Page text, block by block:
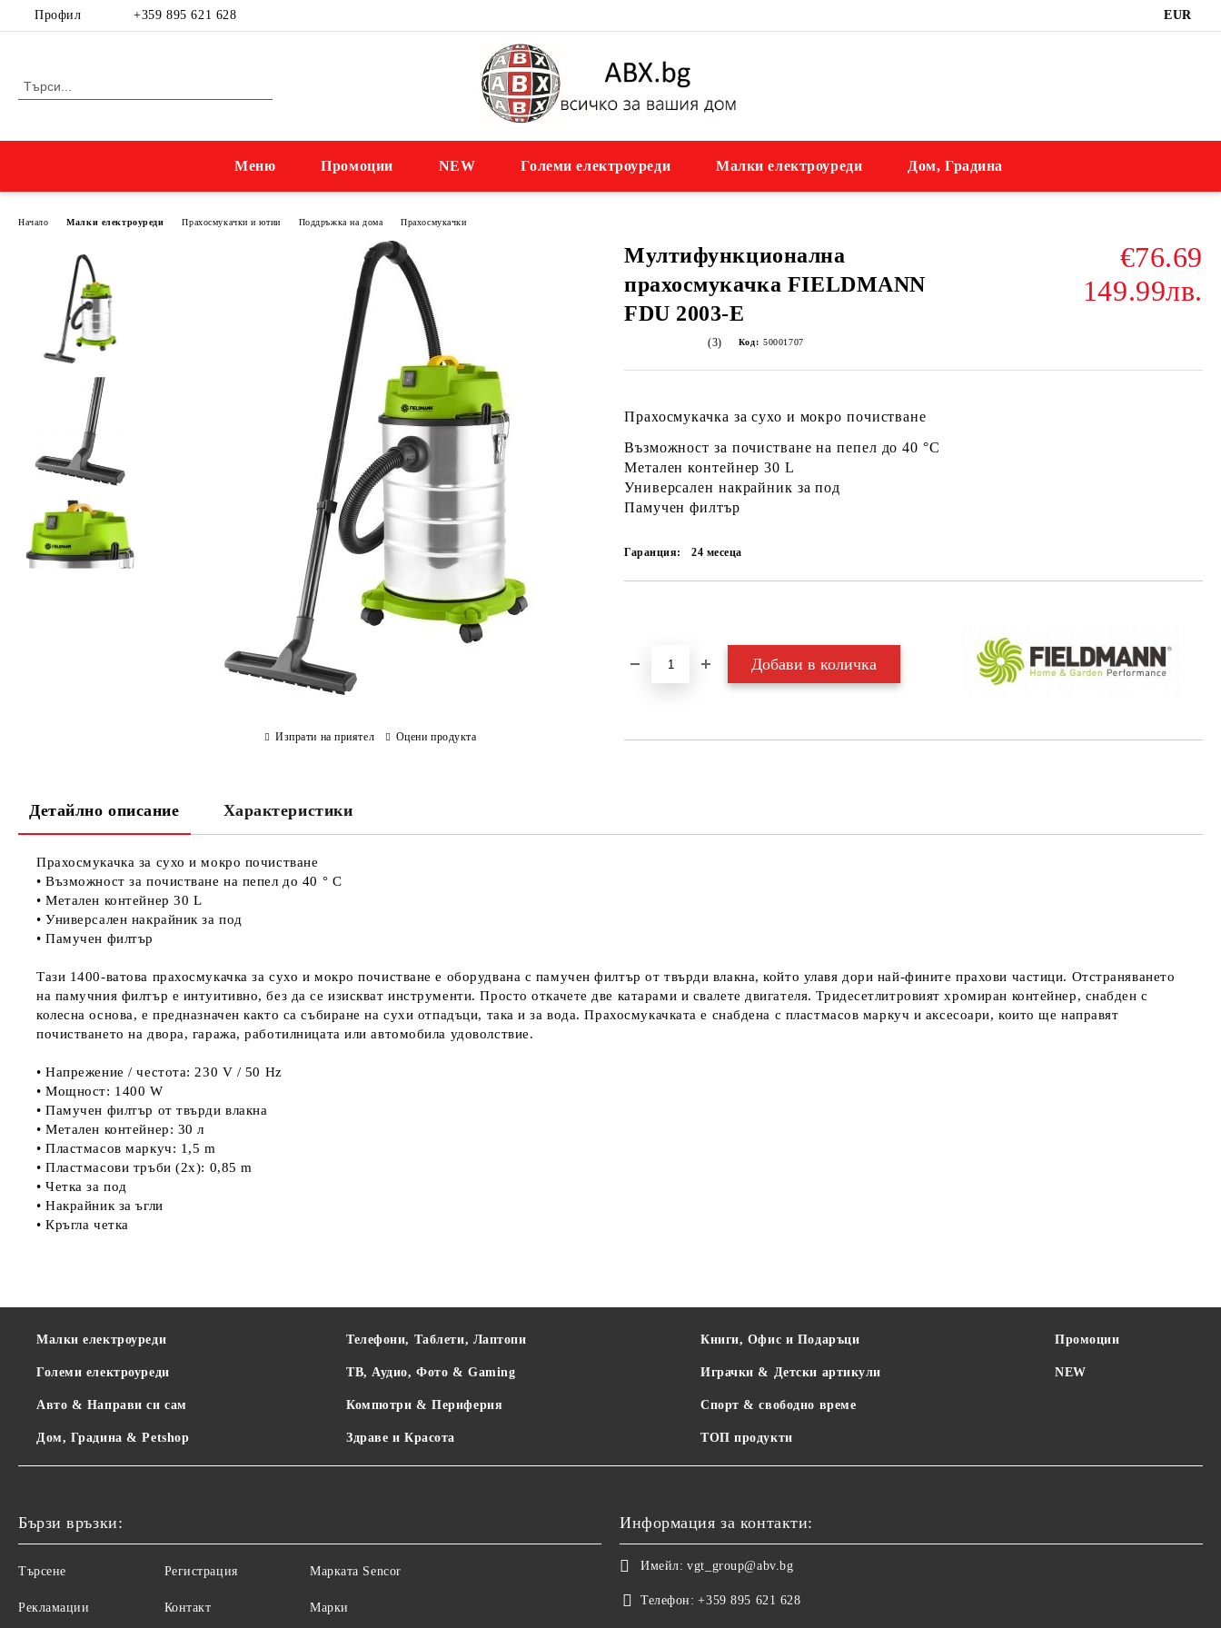
Профил +359 895 621 628 EUR
Меню Промоции NEW Големи електроуреди Малки електроуреди Дом, Градина
Начало Малки електроуреди Прахосмукачки и ютии Поддръжка на дома Прахосмукачки
Мултифункционална
прахосмукачка FIELDMANN
FDU 2003-E
€76.69
149.99лв.
(3) Код: 50001707
Прахосмукачка за сухо и мокро почистване
Възможност за почистване на пепел до 40 °C
Метален контейнер 30 L
Универсален накрайник за под
Памучен филтър
Гаранция: 24 месеца
Изпрати на приятел Оцени продукта
Детайлно описание Характеристики
Прахосмукачка за сухо и мокро почистване
• Възможност за почистване на пепел до 40 ° C
• Метален контейнер 30 L
• Универсален накрайник за под
• Памучен филтър
Тази 1400-ватова прахосмукачка за сухо и мокро почистване е оборудвана с памучен филтър от твърди влакна, който улавя дори най-фините прахови частици. Отстраняването
на памучния филтър е интуитивно, без да се изискват инструменти. Просто откачете две катарами и свалете двигателя. Тридесетлитровият хромиран контейнер, снабден с
колесна основа, е предназначен както са събиране на сухи отпадъци, така и за вода. Прахосмукачката е снабдена с пластмасов маркуч и аксесоари, които ще направят
почистването на двора, гаража, работилницата или автомобила удоволствие.
• Напрежение / честота: 230 V / 50 Hz
• Мощност: 1400 W
• Памучен филтър от твърди влакна
• Метален контейнер: 30 л
• Пластмасов маркуч: 1,5 m
• Пластмасови тръби (2x): 0,85 m
• Четка за под
• Накрайник за ъгли
• Кръгла четка
Малки електроуреди
Големи електроуреди
Авто & Направи си сам
Дом, Градина & Petshop
Телефони, Таблети, Лаптопи
ТВ, Аудио, Фото & Gaming
Компютри & Периферия
Здраве и Красота
Книги, Офис и Подаръци
Играчки & Детски артикули
Спорт & свободно време
ТОП продукти
Промоции
NEW
Бързи връзки:
Търсене
Рекламации
Регистрация
Контакт
Maрката Sencor
Марки
Информация за контакти:
Имейл: vgt_group@abv.bg
Телефон: +359 895 621 628